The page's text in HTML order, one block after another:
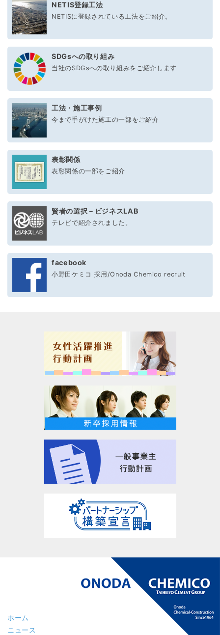
NETIS登録工法
NETISに登録されている工法をご紹介。
SDGsへの取り組み
当社のSDGsへの取り組みをご紹介します
工法・施工事例
今まで手がけた施工の一部をご紹介
表彰関係
表彰関係の一部をご紹介
賢者の選択－ビジネスLAB
テレビで紹介されました。
facebook
小野田ケミコ 採用/Onoda Chemico recruit
ホーム
ニュース